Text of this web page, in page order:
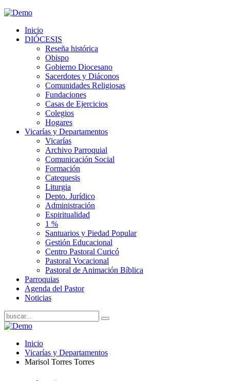
Inicio
DIÓCESIS
Reseña histórica
Obispo
Gobierno Diocesano
Sacerdotes y Diáconos
Comunidades Religiosas
Fundaciones
Casas de Ejercicios
Colegios
Hogares
Vicarías y Departamentos
Vicarías
Archivo Parroquial
Comunicación Social
Formación
Catequesis
Liturgia
Depto. Jurídico
Administración
Espiritualidad
1 %
Santuarios y Piedad Popular
Gestión Educacional
Centro Pastoral Curicó
Pastoral Vocacional
Pastoral de Animación Bíblica
Parroquias
Agenda del Pastor
Noticias
Inicio
Vicarías y Departamentos
Marisol Torres Torres